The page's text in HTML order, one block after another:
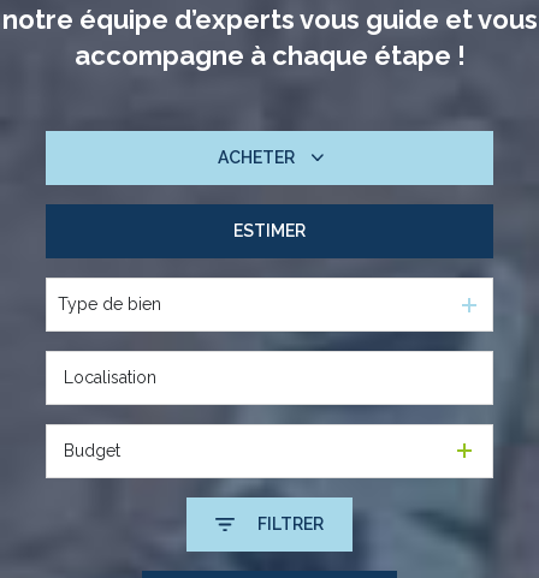
notre équipe d’experts vous guide et vous
accompagne à chaque étape !
ACHETER
ESTIMER
Type de bien
Budget
FILTRER